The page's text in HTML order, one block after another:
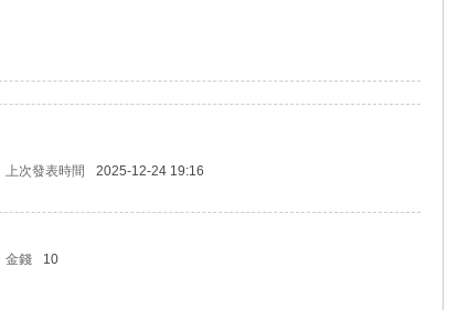
上次發表時間
2025-12-24 19:16
金錢
10